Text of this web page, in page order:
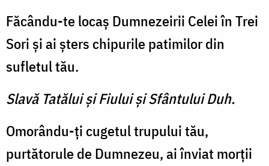
Făcându-te locaş Dumnezeirii Celei în Trei
Sori şi ai şters chipurile patimilor din
sufletul tău.
Slavă Tatălui şi Fiului şi Sfântului Duh.
Omorându-ţi cugetul trupului tău,
purtătorule de Dumnezeu, ai înviat morţii